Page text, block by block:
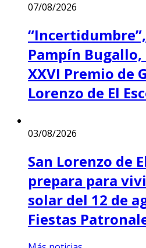
07/08/2026
Pampín Bugallo,
XXVI Premio de
Lorenzo de El
03/08/2026
San Lorenzo de
prepara para
solar del 12 de
Fiestas